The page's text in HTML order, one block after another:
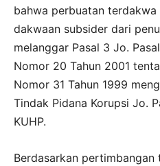
bahwa perbuatan
dakwaan subsider dari
melanggar Pasal 3 Jo.
Nomor 20 Tahun 2001
Nomor 31 Tahun 1999
Tindak Pidana Korupsi Jo.
KUHP.
Berdasarkan pertimbangan